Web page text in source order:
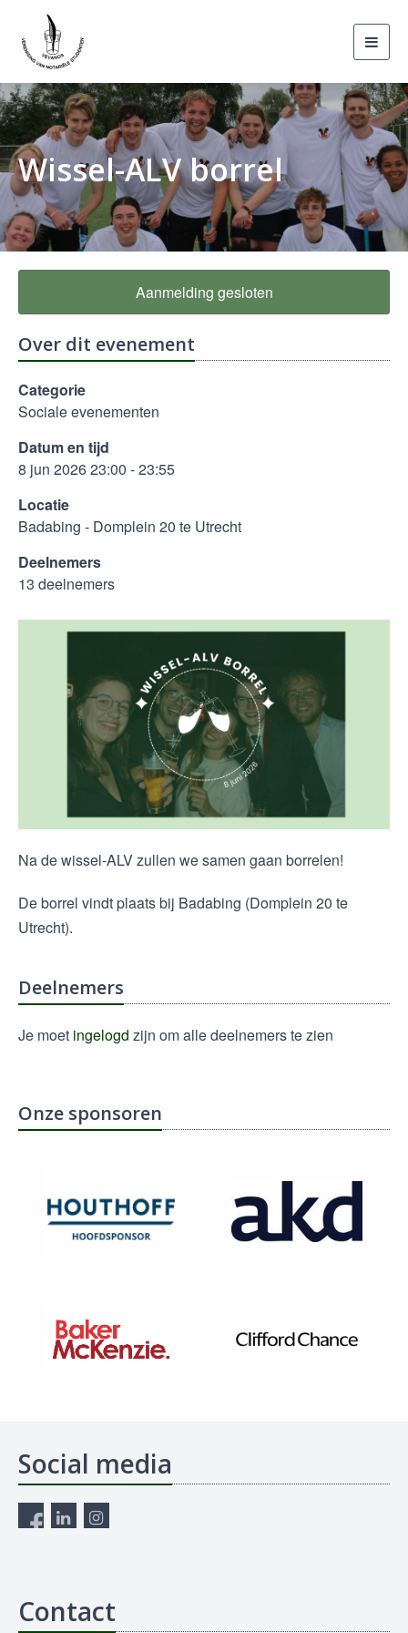
Wissel-ALV borrel
Aanmelding gesloten
Over dit evenement
Categorie
Sociale evenementen
Datum en tijd
8 jun 2026 23:00 - 23:55
Locatie
Badabing - Domplein 20 te Utrecht
Deelnemers
13 deelnemers
Na de wissel-ALV zullen we samen gaan borrelen!
De borrel vindt plaats bij Badabing (Domplein 20 te
Utrecht).
Deelnemers
Je moet ingelogd zijn om alle deelnemers te zien
Onze sponsoren
Social media
Contact